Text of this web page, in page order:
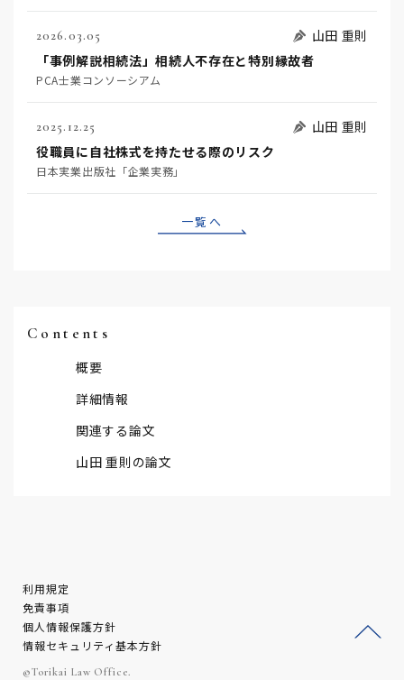
2026.03.05
山田 重則
「事例解説相続法」相続人不存在と特別縁故者
PCA士業コンソーシアム
2025.12.25
山田 重則
役職員に自社株式を持たせる際のリスク
日本実業出版社「企業実務」
一覧へ
Contents
概要
詳細情報
関連する論文
山田 重則の論文
利用規定
免責事項
個人情報保護方針
情報セキュリティ基本方針
©Torikai Law Office.